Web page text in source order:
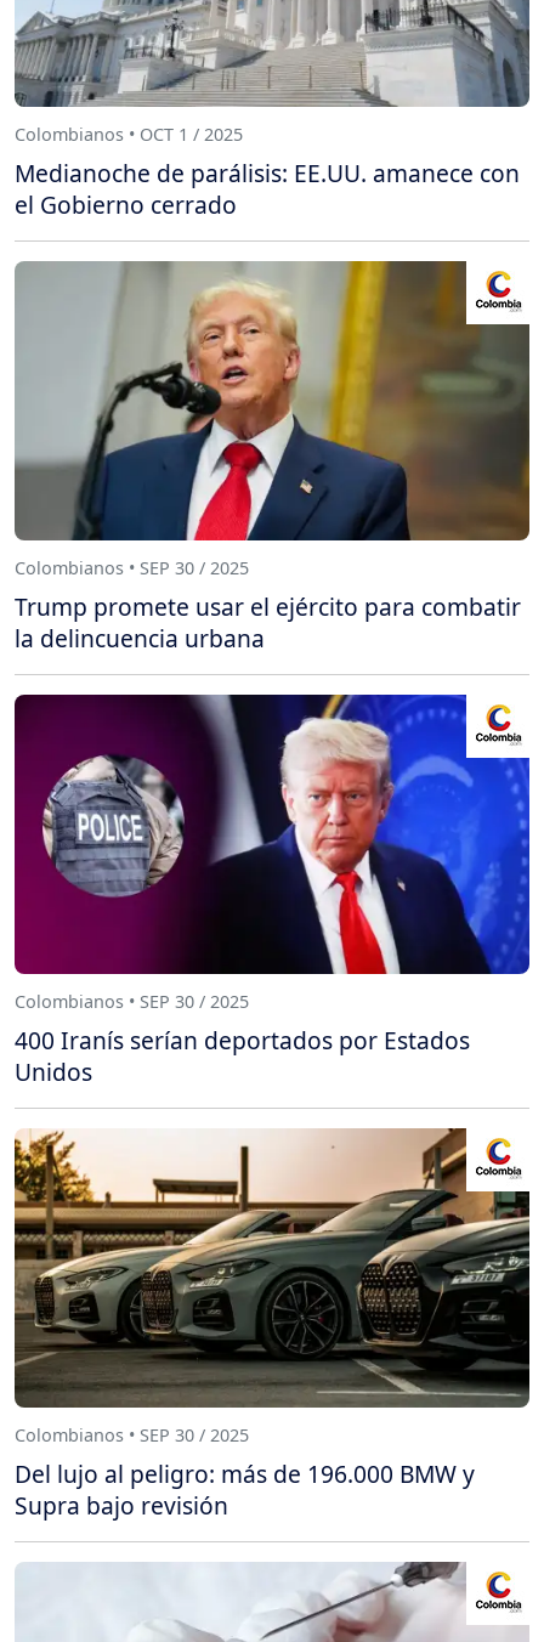
Colombianos • OCT 1 / 2025
Medianoche de parálisis: EE.UU. amanece con
el Gobierno cerrado
Colombianos • SEP 30 / 2025
Trump promete usar el ejército para combatir
la delincuencia urbana
Colombianos • SEP 30 / 2025
400 Iranís serían deportados por Estados
Unidos
Colombianos • SEP 30 / 2025
Del lujo al peligro: más de 196.000 BMW y
Supra bajo revisión